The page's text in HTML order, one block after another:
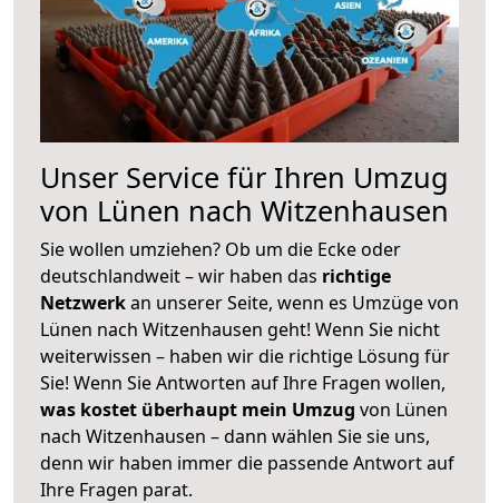
Unser Service für Ihren Umzug
von Lünen nach Witzenhausen
Sie wollen umziehen? Ob um die Ecke oder
deutschlandweit – wir haben das richtige
Netzwerkan unserer Seite, wenn es Umzüge von
Lünen nach Witzenhausen geht! Wenn Sie nicht
weiterwissen – haben wir die richtige Lösung für
Sie! Wenn Sie Antworten auf Ihre Fragen wollen,
was kostet überhaupt mein Umzug von Lünen
nach Witzenhausen – dann wählen Sie sie uns,
denn wir haben immer die passende Antwort auf
Ihre Fragen parat.